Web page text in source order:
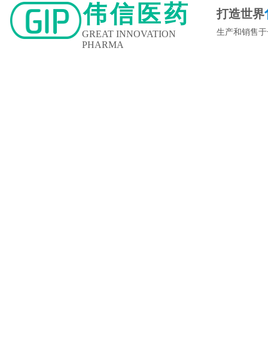
伟信医药
GREAT INNOVATION
PHARMA
打造世界
生产和销售